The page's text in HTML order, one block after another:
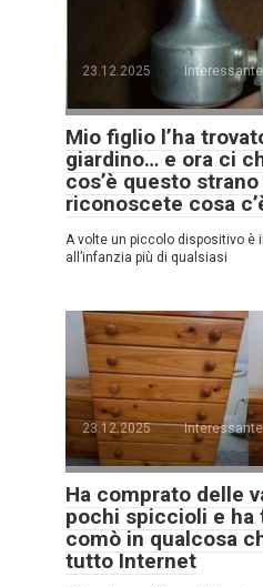
23.12.2025
Interessante
Mio figlio l’ha
giardino… e ora ci
cos’è questo
riconoscete cosa
A volte un piccolo dispositivo è
all’infanzia più di qualsiasi
23.12.2025
Interessante
Ha comprato delle
pochi spiccioli e ha
comò in qualcosa
tutto Internet